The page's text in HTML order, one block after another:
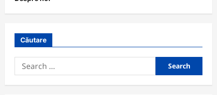
Căutare
Search
for: